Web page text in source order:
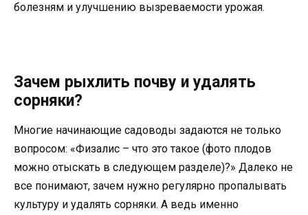
болезням и улучшению вызреваемости урожая.
Зачем рыхлить почву и удалять
сорняки?
Многие начинающие садоводы задаются не только
вопросом: «Физалис – что это такое (фото плодов
можно отыскать в следующем разделе)?» Далеко не
все понимают, зачем нужно регулярно пропалывать
культуру и удалять сорняки. А ведь именно